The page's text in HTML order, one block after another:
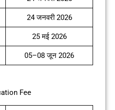
24 जनवरी 2026
25 मई 2026
05–08 जून 2026
Fee